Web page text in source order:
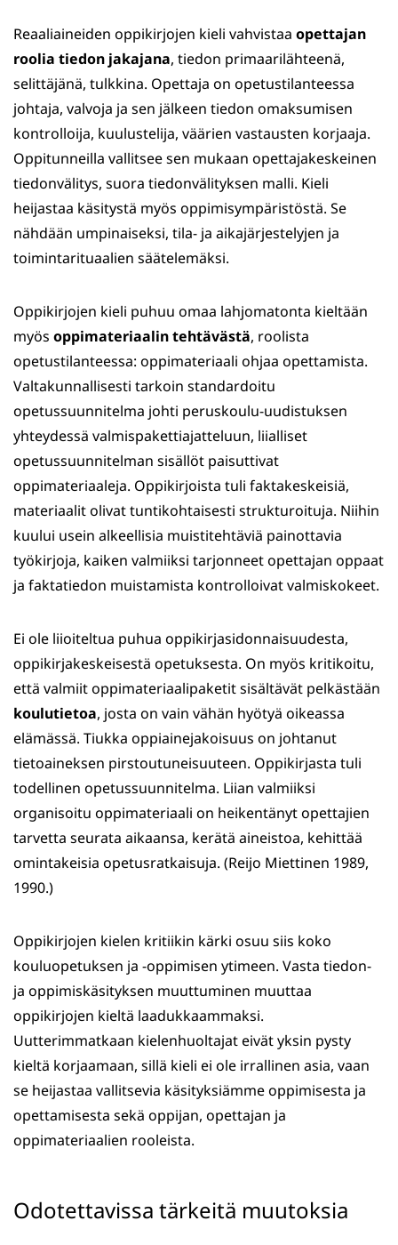
Reaaliaineiden oppikirjojen kieli vahvistaa opettajan
roolia tiedon jakajana, tiedon primaarilähteenä,
selittäjänä, tulkkina. Opettaja on opetustilanteessa
johtaja, valvoja ja sen jälkeen tiedon omaksumisen
kontrolloija, kuulustelija, väärien vastausten korjaaja.
Oppitunneilla vallitsee sen mukaan opettajakeskeinen
tiedonvälitys, suora tiedonvälityksen malli. Kieli
heijastaa käsitystä myös oppimisympäristöstä. Se
nähdään umpinaiseksi, tila- ja aikajärjestelyjen ja
toimintarituaalien säätelemäksi.
Oppikirjojen kieli puhuu omaa lahjomatonta kieltään
myös oppimateriaalin tehtävästä, roolista
opetustilanteessa: oppimateriaali ohjaa opettamista.
Valtakunnallisesti tarkoin standardoitu
opetussuunnitelma johti peruskoulu-uudistuksen
yhteydessä valmispakettiajatteluun, liialliset
opetussuunnitelman sisällöt paisuttivat
oppimateriaaleja. Oppikirjoista tuli faktakeskeisiä,
materiaalit olivat tuntikohtaisesti strukturoituja. Niihin
kuului usein alkeellisia muistitehtäviä painottavia
työkirjoja, kaiken valmiiksi tarjonneet opettajan oppaat
ja faktatiedon muistamista kontrolloivat valmiskokeet.
Ei ole liioiteltua puhua oppikirjasidonnaisuudesta,
oppikirjakeskeisestä opetuksesta. On myös kritikoitu,
että valmiit oppimateriaalipaketit sisältävät pelkästään
koulutietoa, josta on vain vähän hyötyä oikeassa
elämässä. Tiukka oppiainejakoisuus on johtanut
tietoaineksen pirstoutuneisuuteen. Oppikirjasta tuli
todellinen opetussuunnitelma. Liian valmiiksi
organisoitu oppimateriaali on heikentänyt opettajien
tarvetta seurata aikaansa, kerätä aineistoa, kehittää
omintakeisia opetusratkaisuja. (Reijo Miettinen 1989,
1990.)
Oppikirjojen kielen kritiikin kärki osuu siis koko
kouluopetuksen ja -oppimisen ytimeen. Vasta tiedon-
ja oppimiskäsityksen muuttuminen muuttaa
oppikirjojen kieltä laadukkaammaksi.
Uutterimmatkaan kielenhuoltajat eivät yksin pysty
kieltä korjaamaan, sillä kieli ei ole irrallinen asia, vaan
se heijastaa vallitsevia käsityksiämme oppimisesta ja
opettamisesta sekä oppijan, opettajan ja
oppimateriaalien rooleista.
Odotettavissa tärkeitä muutoksia